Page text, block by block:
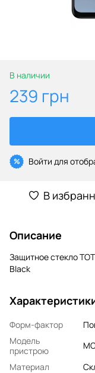
В наличии
239 грн
% Войти для
В
Описание
Защитное стекло
Black
Форм-фактор
Модель
пристрою
Материал